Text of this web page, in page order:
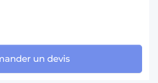
un devis